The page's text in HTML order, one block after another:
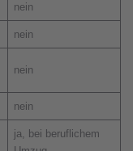
nein
nein
nein
nein
ja, bei beruflichem